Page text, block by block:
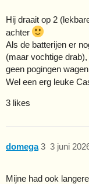
Hij draait op 2
achter
Als de batterijen er
(maar vochtige
geen pogingen
Wel een erg leuke
3 likes
domega 3 juni
3
Mijne had ook